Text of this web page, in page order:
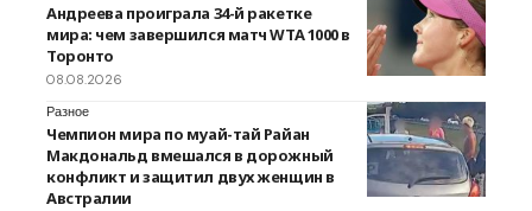
Андреева проиграла 34-й ракетке
мира: чем завершился матч WTA 1000 в
Торонто
08.08.2026
Разное
Чемпион мира по муай-тай Райан
Макдональд вмешался в дорожный
конфликт и защитил двух женщин в
Австралии